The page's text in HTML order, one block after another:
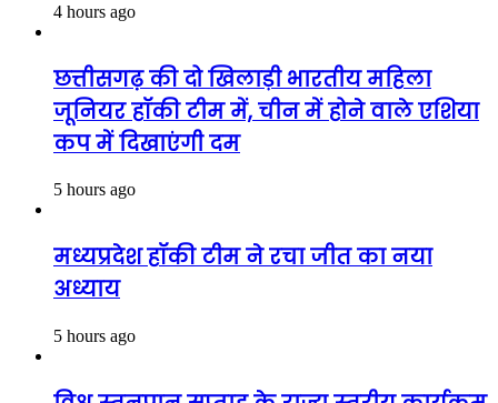
4 hours ago
छत्तीसगढ़ की दो खिलाड़ी भारतीय महिला
जूनियर हॉकी टीम में, चीन में होने वाले एशिया
कप में दिखाएंगी दम
5 hours ago
मध्यप्रदेश हॉकी टीम ने रचा जीत का नया
अध्याय
5 hours ago